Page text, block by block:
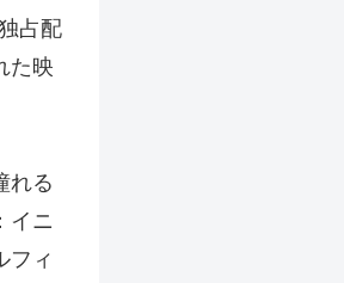
占配
た映
れる
イニ
フィ